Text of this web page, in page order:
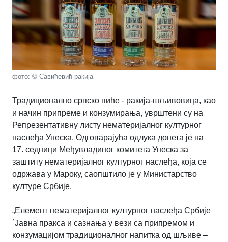
фото: © Савићевић ракија
Традиционално српско пиће - ракија-шљивовица, као
и начин припреме и конзумирања, уврштени су на
Репрезентативну листу нематеријалног културног
наслеђа Унеска. Одговарајућа одлука донета је на
17. седници Међувладиног комитета Унеска за
заштиту нематеријалног културног наслеђа, која се
одржава у Мароку, саопштило је у Министарство
културе Србије.
„Елемент нематеријалног културног наслеђа Србије
`Јавна пракса и сазнања у вези са припремом и
конзумацијом традиционалног напитка од шљиве –